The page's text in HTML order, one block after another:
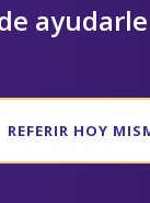
REFERIR HOY